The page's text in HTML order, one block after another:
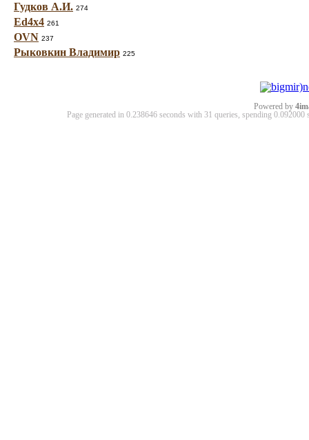
Гудков А.И. 274
Ed4x4 261
OVN 237
Рыковкин Владимир 225
Powered by
Page generated in 0.238646 seconds with 31 queries, spending